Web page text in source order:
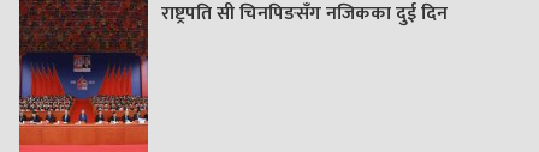
राष्ट्रपति सी चिनपिङसँग नजिकका दुई दिन